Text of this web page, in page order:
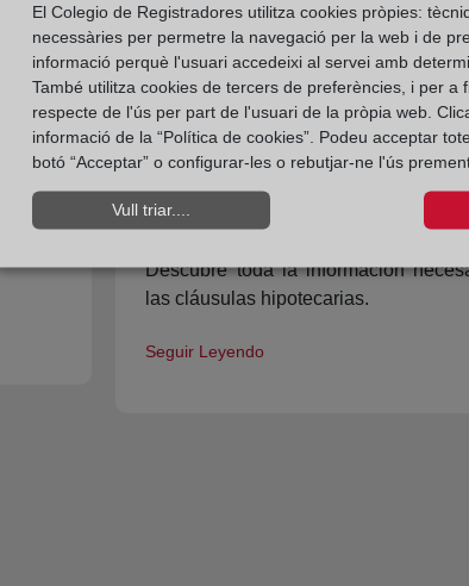
qué
Control registral de las
hipotecarias
La hipoteca es un derecho de los
una obligación pecuniaria y
Descubre toda la información
las cláusulas hipotecarias.
Seguir Leyendo
El Colegio de Registradores utilitza cookies pròpies:
necessàries per permetre la navegació per la web i de
informació perquè l'usuari accedeixi al servei amb
També utilitza cookies de tercers de preferències, i per a
respecte de l'ús per part de l'usuari de la pròpia web.
informació de la “Política de cookies”. Podeu acceptar
botó “Acceptar” o configurar-les o rebutjar-ne l'ús
Vull triar....